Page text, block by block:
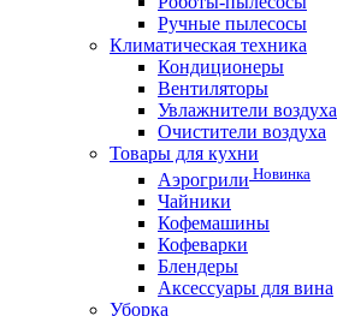
Ручные пылесосы
Климатическая техника
Кондиционеры
Вентиляторы
Увлажнители воздуха
Очистители воздуха
Товары для кухни
Аэрогрили Новинка
Чайники
Кофемашины
Кофеварки
Блендеры
Аксессуары для вина
Уборка